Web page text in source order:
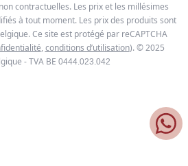
contractuelles. Les prix et les millésimes
à tout moment. Les prix des produits sont
Ce site est protégé par reCAPTCHA
, conditions d’utilisation). © 2025
- TVA BE 0444.023.042